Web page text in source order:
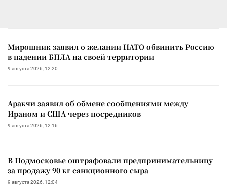
Мирошник заявил о желании НАТО обвинить Россию
в падении БПЛА на своей территории
9 августа 2026, 12:20
Аракчи заявил об обмене сообщениями между
Ираном и США через посредников
9 августа 2026, 12:16
В Подмосковье оштрафовали предпринимательницу
за продажу 90 кг санкционного сыра
9 августа 2026, 12:04